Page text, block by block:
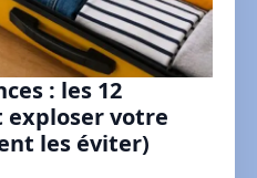
: les 12
exploser votre
les éviter)